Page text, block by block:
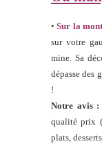
•Sur la
sur votre
mine. Sa
dépasse des
!
Notre avis :
qualité prix
plats,